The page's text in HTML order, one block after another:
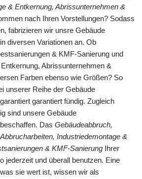
& Entkernung, Abrissunternehmen &
nach Ihren Vorstellungen? Sodass
fabrizieren wir unsre Gebäude
diversen Variationen an. Ob
& KMF-Sanierung und
Abrissunternehmen &
Farben ebenso wie Größen? So
unserer Reihe der Gebäude
garantiert fündig. Zugleich
sind unsere Gebäude
Das Gebäudeabbruch,
Industriedemontage &
& KMF-Sanierung Ihrer
jederzeit und überall benutzen. Eine
sie wert ist, wissen wir als